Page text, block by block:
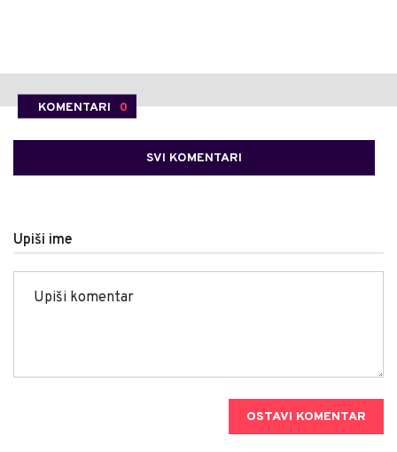
KOMENTARI 0
SVI KOMENTARI
Upiši ime
OSTAVI KOMENTAR